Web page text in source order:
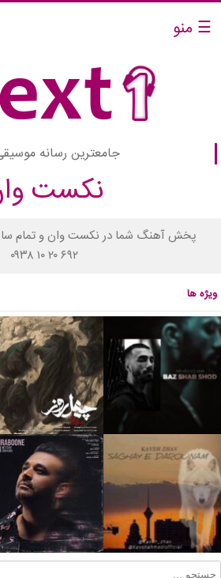
☰ منو
جامعترین رسانه
نکست
پخش آهنگ شما در نکست وان و تمام
۰۹۳۸ ۱۰ ۲۰ ۶۹۲
ویژه ها